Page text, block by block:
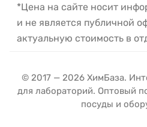
*Цена на сайте носит
и не является публичной
актуальную стоимость в
© 2017 — 2026 ХимБаза.
для лабораторий. Оптовый
посуды и